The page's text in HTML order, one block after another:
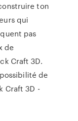
ton
qui
pas
de
Craft 3D.
de
Craft 3D -